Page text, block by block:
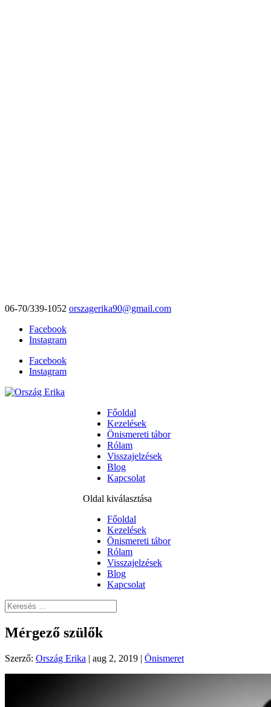
06-70/339-1052 orszagerika90@gmail.com
Facebook
Instagram
Facebook
Instagram
Főoldal
Kezelések
Önismereti tábor
Rólam
Visszajelzések
Blog
Kapcsolat
Oldal kiválasztása
Főoldal
Kezelések
Önismereti tábor
Rólam
Visszajelzések
Blog
Kapcsolat
Mérgező szülők
Szerző: Ország Erika | aug 2, 2019 | Önismeret